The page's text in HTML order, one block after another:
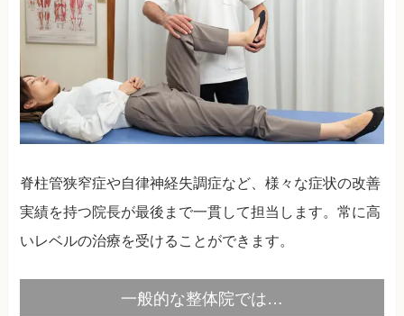
脊柱管狭窄症や自律神経失調症など、様々な症状の改善
実績を持つ院長が最後まで一貫して担当します。常に高
いレベルの治療を受けることができます。
一般的な整体院では…